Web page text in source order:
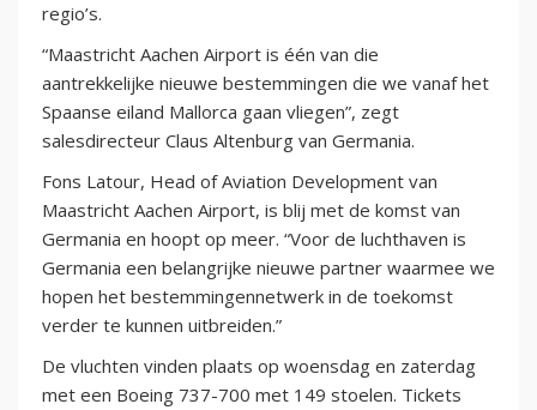
regio’s.
“Maastricht Aachen Airport is één van die
aantrekkelijke nieuwe bestemmingen die we vanaf het
Spaanse eiland Mallorca gaan vliegen”, zegt
salesdirecteur Claus Altenburg van Germania.
Fons Latour, Head of Aviation Development van
Maastricht Aachen Airport, is blij met de komst van
Germania en hoopt op meer. “Voor de luchthaven is
Germania een belangrijke nieuwe partner waarmee we
hopen het bestemmingennetwerk in de toekomst
verder te kunnen uitbreiden.”
De vluchten vinden plaats op woensdag en zaterdag
met een Boeing 737-700 met 149 stoelen. Tickets